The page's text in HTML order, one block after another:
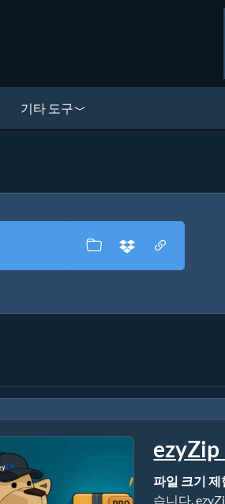
기타 도구
ezyZip
파일 크기 제
습니다.